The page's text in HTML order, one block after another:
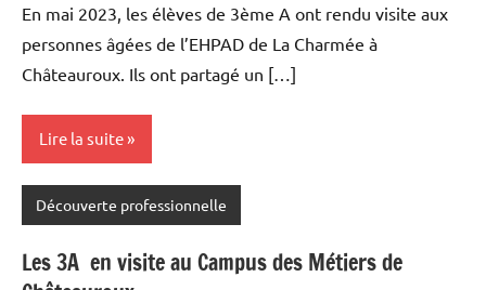
En mai 2023, les élèves de 3ème A ont rendu visite aux
personnes âgées de l’EHPAD de La Charmée à
Châteauroux. Ils ont partagé un […]
Lire la suite
Découverte professionnelle
Les 3A en visite au Campus des Métiers de